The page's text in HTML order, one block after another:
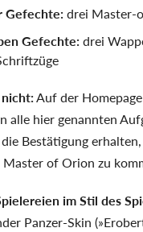
Gefechte:drei Master-
Gefechte:drei
Auf der
alle hier genannten
Bestätigung
of Orion zu
im Stil des
Panzer-Skin